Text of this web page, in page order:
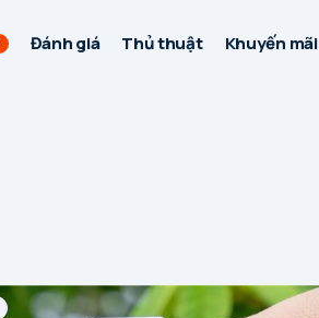
Đánh giá Thủ thuật Khuyến mãi